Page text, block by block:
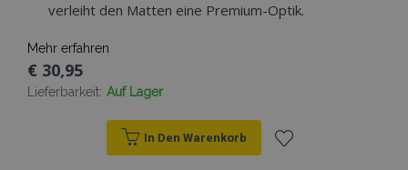
verleiht den Matten eine Premium-Optik.
Mehr erfahren
€ 30,95
Lieferbarkeit: Auf Lager
In Den Warenkorb